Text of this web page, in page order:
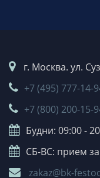
г. Москва. ул.
+7 (495) 777-14-
+7 (800) 200-15-
Будни: 09:00 -
СБ-ВС: прием
zakaz@bk-